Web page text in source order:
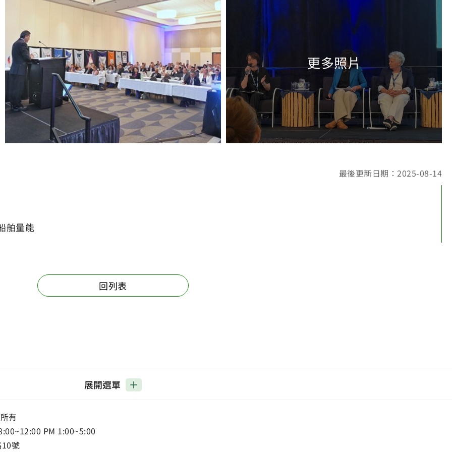
最後更新日期：2025-08-14
舶量能
回列表
展開選單
有
PM 1:00~5:00
號